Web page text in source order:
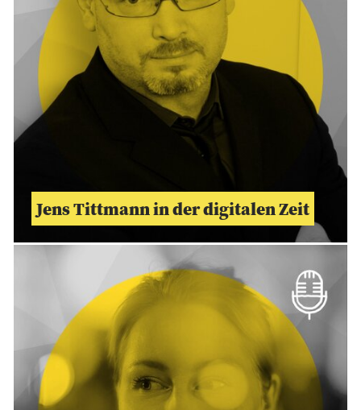
Jens Tittmann in der digitalen Zeit